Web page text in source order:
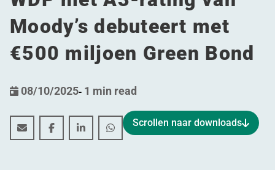
Moody’s debuteert met
€500 miljoen Green Bond
08/10/2025- 1 min read
WDP met A3-rating van Moody’s debuteert met €500
WDP met A3-rating van Moody’s debuteert
WDP met A3-rating van Moody’s
WDP met A3-rating van Moody’s
Scrollen naar downloads